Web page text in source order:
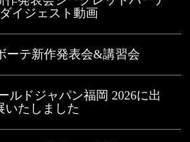
イジェスト動画
ーテ新作発表会&講習会
ルドジャパン福岡 2026に出
いたしました